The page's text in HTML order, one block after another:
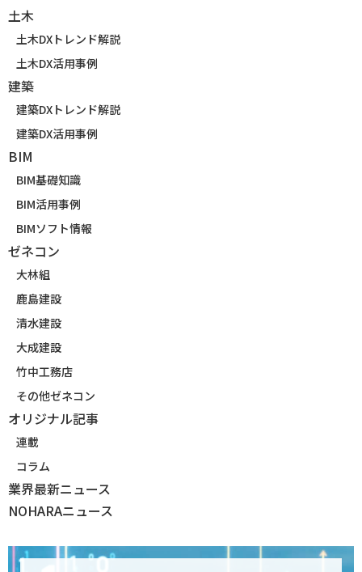
土木
土木DXトレンド解説
土木DX活用事例
建築
建築DXトレンド解説
建築DX活用事例
BIM
BIM基礎知識
BIM活用事例
BIMソフト情報
ゼネコン
大林組
鹿島建設
清水建設
大成建設
竹中工務店
その他ゼネコン
オリジナル記事
連載
コラム
業界最新ニュース
NOHARAニュース